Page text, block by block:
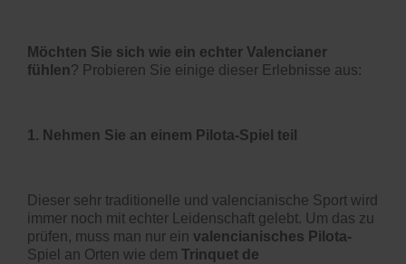
Möchten Sie sich wie ein echter Valencianer
fühlen? Probieren Sie einige dieser Erlebnisse aus:
1. Nehmen Sie an einem Pilota-Spiel teil
Dieser sehr traditionelle und valencianische Sport wird
immer noch mit echter Leidenschaft gelebt. Um das zu
prüfen, muss man nur ein valencianisches Pilota-
Spiel an Orten wie dem Trinquet de